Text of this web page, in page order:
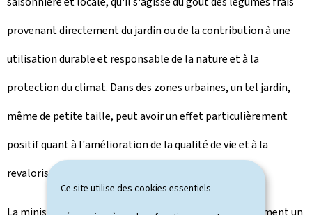
Ce site utilise des cookies essentiels
provenant directement du jardin ou de la contribution à une
utilisation durable et responsable de la nature et à la
protection du climat. Dans des zones urbaines, un tel jardin,
même de petite taille, peut avoir un effet particulièrement
positif quant à l'amélioration de la qualité de vie et à la
revalorisation de la biodiversité.
La ministre Joëlle Welfring souligne que ceci est justement un